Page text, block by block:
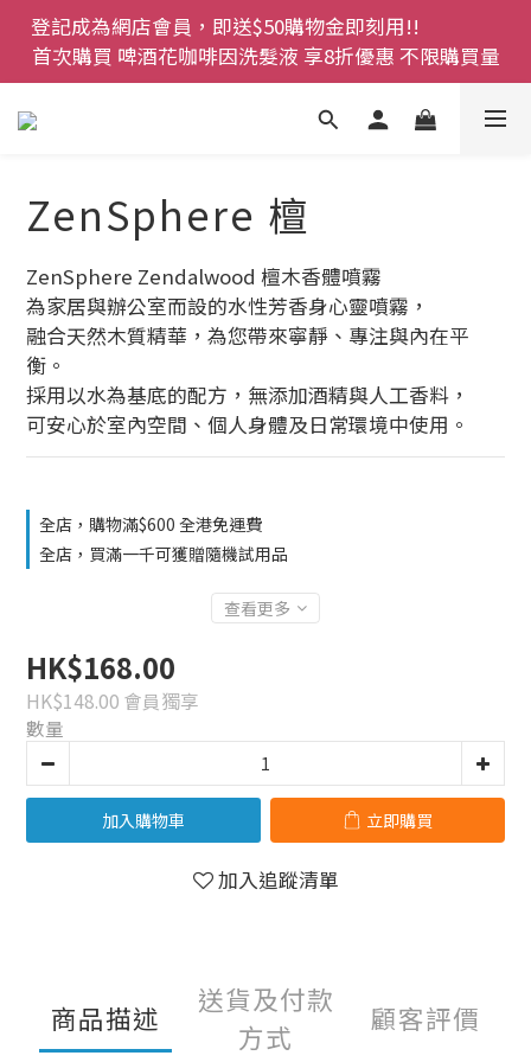
登記成為網店會員，即送$50購物金即刻用!!
首次購買 啤酒花咖啡因洗髮液 享8折優惠 不限購買量
登記成為網店會員，即送$50購物金即刻用!!
首次購買 啤酒花咖啡因洗髮液 享8折優惠 不限購買量
網店會員一年內累積消費 $4500 即刻變身 VIP 全年正
價貨 85 折，幫朋友買大家一齊抵 !!
今期優惠!! 濕疹救星 濕疹專用噴霧 買一枝送一件 50克
裝 濕疹舒敏膏   幼兒適用
登記成為網店會員，即送$50購物金即刻用!!
首次購買 啤酒花咖啡因洗髮液 享8折優惠 不限購買量
ZenSphere 檀
ZenSphere Zendalwood 檀木香體噴霧
為家居與辦公室而設的水性芳香身心靈噴霧，
融合天然木質精華，為您帶來寧靜、專注與內在平
衡。
採用以水為基底的配方，無添加酒精與人工香料，
可安心於室內空間、個人身體及日常環境中使用。
全店，購物滿$600 全港免運費
全店，買滿一千可獲贈隨機試用品
查看更多
HK$168.00
HK$148.00 會員獨享
數量
加入購物車 立即購買
加入追蹤清單
商品描述
送貨及付款
方式
顧客評價